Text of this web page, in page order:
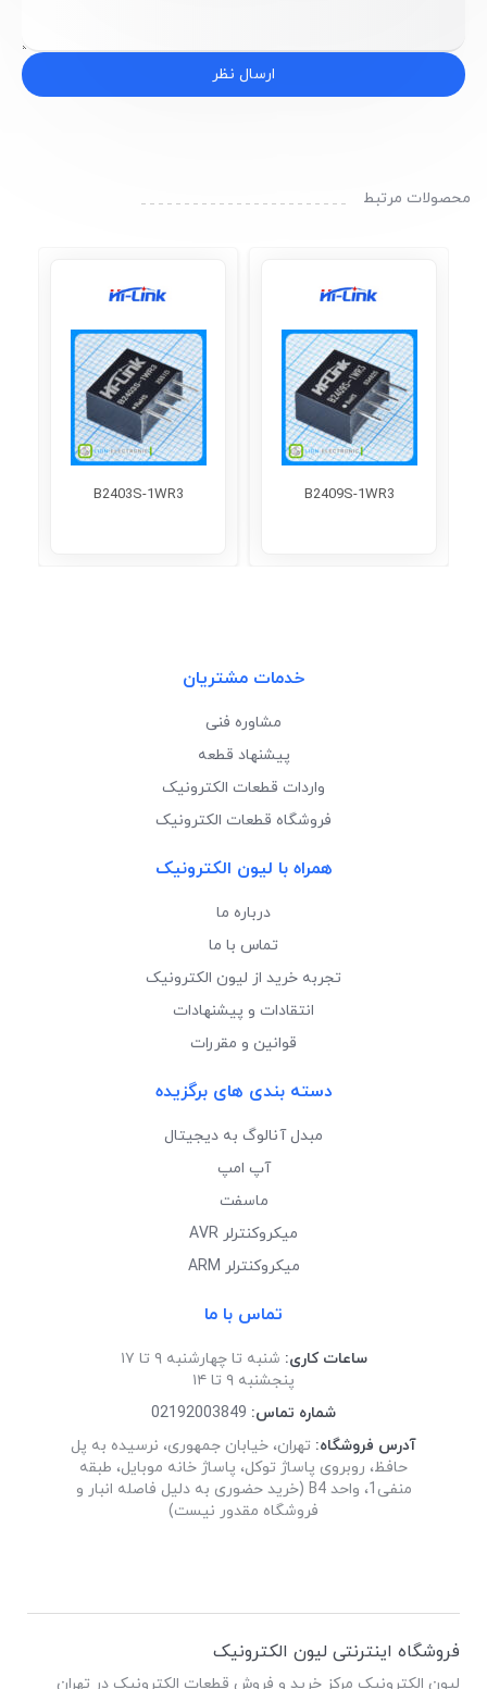
ارسال نظر
محصولات مرتبط
B2409S-1WR3
B2403S-1WR3
خدمات مشتریان
مشاوره فنی
پیشنهاد قطعه
واردات قطعات الکترونیک
فروشگاه قطعات الکترونیک
همراه با لیون الکترونیک
درباره ما
تماس با ما
تجربه خرید از لیون الکترونیک
انتقادات و پیشنهادات
قوانین و مقررات
دسته بندی های برگزیده
مبدل آنالوگ به دیجیتال
آپ امپ
ماسفت
میکروکنترلر AVR
میکروکنترلر ARM
تماس با ما
ساعات کاری: شنبه تا چهارشنبه ۹ تا ۱۷
پنجشنبه ۹ تا ۱۴
شماره تماس: 02192003849
آدرس فروشگاه: تهران، خیابان جمهوری، نرسیده به پل
حافظ، روبروی پاساژ توکل، پاساژ خانه موبایل، طبقه
منفی1، واحد B4 (خرید حضوری به دلیل فاصله انبار و
فروشگاه مقدور نیست)
فروشگاه اینترنتی لیون الکترونیک
لیون الکترونیک مرکز خرید و فروش قطعات الکترونیک در تهران